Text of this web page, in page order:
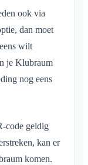
ook via
dan moet
wilt
je Klubraum
nog eens
code geldig
kan er
komen.